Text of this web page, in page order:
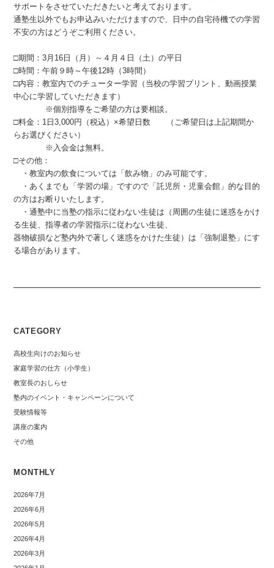
サポートをさせていただきたいと考えております。
通塾生以外でもお申込みいただけますので、日中の自宅待機での学習
不安の方はどうぞご利用ください。
□期間：3月16日（月）～４月４日（土）の平日
□時間：午前９時～午後12時（3時間）
□内容：教室内でのチューター学習（当校の学習プリント、動画授業
中心に学習していただきます）
※個別指導をご希望の方は要相談。
□料金：1日3,000円（税込）×希望日数 （ご希望日は上記期間か
らお選びください）
※入会金は無料。
□その他：
・教室内の飲食については「飲み物」のみ可能です。
・あくまでも「学習の場」ですので「託児所・児童会館」的な目的
の方はお断りいたします。
・通塾中に当塾の指示に従わない生徒は（周囲の生徒に迷惑をかけ
る生徒、指導者の学習指示に従わない生徒、
器物破損など塾内外で著しく迷惑をかけた生徒）は「強制退塾」にす
る場合があります。
CATEGORY
高校生向けのお知らせ
家庭学習の仕方（小学生）
教室長のおしらせ
塾内のイベント・キャンペーンについて
受験情報等
講座の案内
その他
MONTHLY
2026年7月
2026年6月
2026年5月
2026年4月
2026年3月